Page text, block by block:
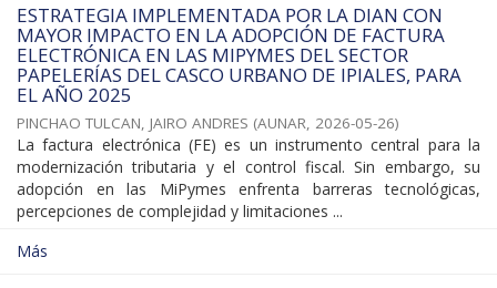
ESTRATEGIA IMPLEMENTADA POR LA DIAN CON
MAYOR IMPACTO EN LA ADOPCIÓN DE FACTURA
ELECTRÓNICA EN LAS MIPYMES DEL SECTOR
PAPELERÍAS DEL CASCO URBANO DE IPIALES, PARA
EL AÑO 2025
PINCHAO TULCAN, JAIRO ANDRES (AUNAR, 2026-05-26)
La factura electrónica (FE) es un instrumento central para la
modernización tributaria y el control fiscal. Sin embargo, su
adopción en las MiPymes enfrenta barreras tecnológicas,
percepciones de complejidad y limitaciones ...
Más